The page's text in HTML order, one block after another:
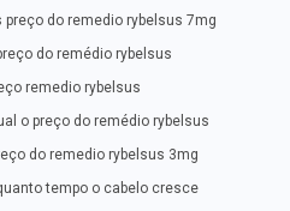
do remedio rybelsus 7mg
do remédio rybelsus
remedio rybelsus
o preço do remédio rybelsus
do remedio rybelsus 3mg
tempo o cabelo cresce